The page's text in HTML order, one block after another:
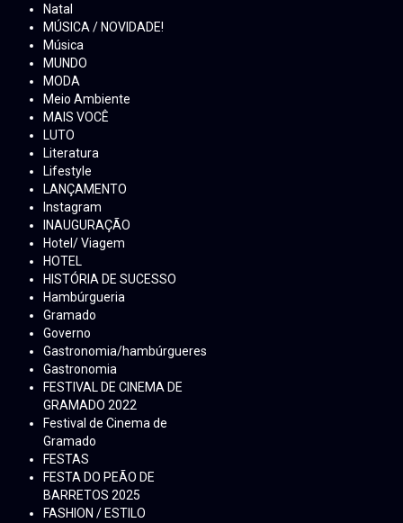
Natal
MÚSICA / NOVIDADE!
Música
MUNDO
MODA
Meio Ambiente
MAIS VOCÊ
LUTO
Literatura
Lifestyle
LANÇAMENTO
Instagram
INAUGURAÇÃO
Hotel/ Viagem
HOTEL
HISTÓRIA DE SUCESSO
Hambúrgueria
Gramado
Governo
Gastronomia/hambúrgueres
Gastronomia
FESTIVAL DE CINEMA DE
GRAMADO 2022
Festival de Cinema de
Gramado
FESTAS
FESTA DO PEÃO DE
BARRETOS 2025
FASHION / ESTILO